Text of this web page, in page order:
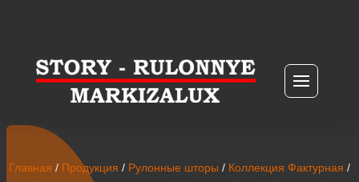
Главная / Продукция / Рулонные шторы / Коллекция Фактурная /